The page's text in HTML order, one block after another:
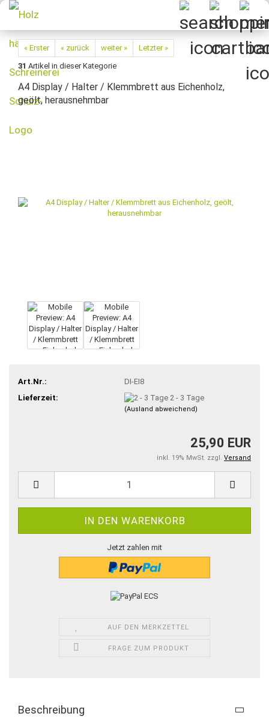
« Erster « zurück weiter »
Letzter »
31 Artikel in dieser Kategorie
A4 Display / Halter / Klemmbrett aus Eichenholz,
geölt, herausnehmbar
Art.Nr.:
DI-EI8
Lieferzeit:
2 - 3 Tage
(Ausland abweichend)
25,90 EUR
inkl. 19% MwSt. zzgl. Versand
Jetzt zahlen mit
AUF DEN MERKZETTEL
FRAGE ZUM PRODUKT
Beschreibung